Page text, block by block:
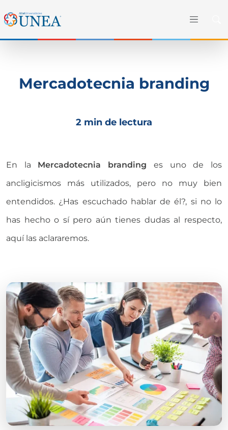
Mercadotecnia branding
2 min de lectura
En la Mercadotecnia branding es uno de los
ancligicismos más utilizados, pero no muy bien
entendidos. ¿Has escuchado hablar de él?, si no lo
has hecho o sí pero aún tienes dudas al respecto,
aquí las aclararemos.